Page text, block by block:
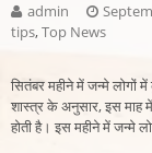
admin
tips,Top News
सितंबर महीने में जन्मे लोगों
शास्त्र के अनुसार, इस माह
होती है। इस महीने में जन्मे